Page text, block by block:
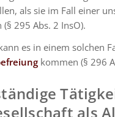
als sie im Fall einer
295 Abs. 2 InsO).
es in einem solchen
kommen (§ 296
als